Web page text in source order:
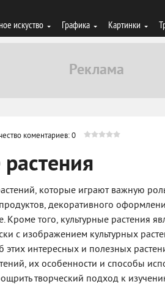
искуство Графика Картинки
коментариев: 0
которые играют важную
декоративного
того, культурные растения
с изображением культурных
этих интересных и полезных
их особенности и способы
творческий подход к